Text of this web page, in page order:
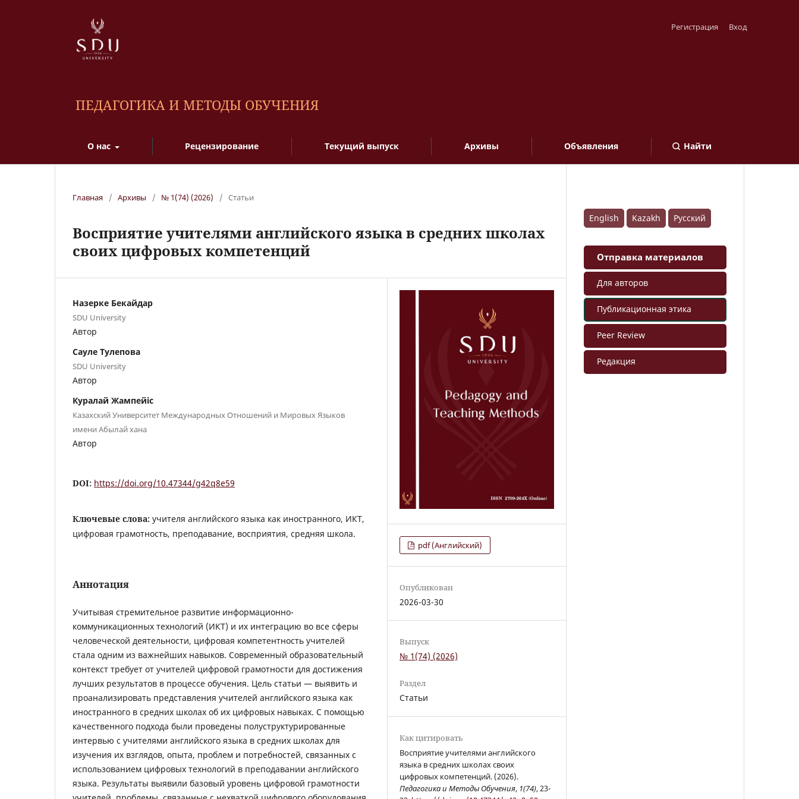
ПЕДАГОГИКА И МЕТОДЫ ОБУЧЕНИЯ
Регистрация Вход
О нас Рецензирование Текущий выпуск Архивы Объявления Найти
Главная / Архивы / № 1(74) (2026) / Статьи
Восприятие учителями английского языка в средних школах
своих цифровых компетенций
Назерке Бекайдар
SDU University
Автор
Сауле Тулепова
SDU University
Автор
Куралай Жампейіс
Казахский Университет Международных Отношений и Мировых Языков
имени Абылай хана
Автор
DOI: https://doi.org/10.47344/g42q8e59
Ключевые слова: учителя английского языка как иностранного, ИКТ,
цифровая грамотность, преподавание, восприятия, средняя школа.
Аннотация
Учитывая стремительное развитие информационно-
коммуникационных технологий (ИКТ) и их интеграцию во все сферы
человеческой деятельности, цифровая компетентность учителей
стала одним из важнейших навыков. Современный образовательный
контекст требует от учителей цифровой грамотности для достижения
лучших результатов в процессе обучения. Цель статьи — выявить и
проанализировать представления учителей английского языка как
иностранного в средних школах об их цифровых навыках. С помощью
качественного подхода были проведены полуструктурированные
интервью с учителями английского языка в средних школах для
изучения их взглядов, опыта, проблем и потребностей, связанных с
использованием цифровых технологий в преподавании английского
языка. Результаты выявили базовый уровень цифровой грамотности
pdf (Английский)
Опубликован
2026-03-30
Выпуск
№ 1(74) (2026)
Раздел
Статьи
Как цитировать
Восприятие учителями английского
языка в средних школах своих
цифровых компетенций. (2026).
Педагогика и Методы Обучения, 1(74), 23-
English Kazakh Русский
Отправка материалов
Для авторов
Публикационная этика
Peer Review
Редакция